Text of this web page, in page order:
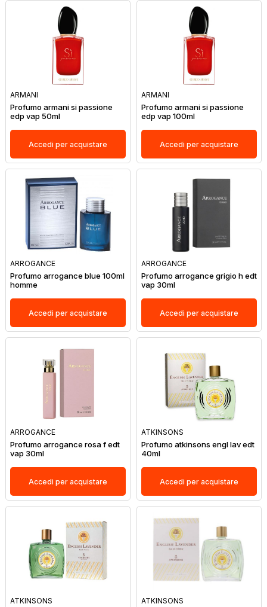
ARMANI
Profumo armani si passione
edp vap 50ml
Accedi per acquistare
ARMANI
Profumo armani si passione
edp vap 100ml
Accedi per acquistare
ARROGANCE
Profumo arrogance blue 100ml
homme
Accedi per acquistare
ARROGANCE
Profumo arrogance grigio h edt
vap 30ml
Accedi per acquistare
ARROGANCE
Profumo arrogance rosa f edt
vap 30ml
Accedi per acquistare
ATKINSONS
Profumo atkinsons engl lav edt
40ml
Accedi per acquistare
ATKINSONS ATKINSONS